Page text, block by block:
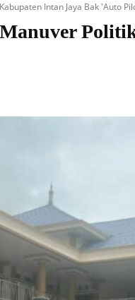
Intan Jaya Bak 'Auto